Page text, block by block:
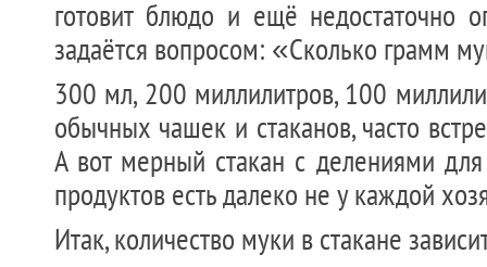
готовит блюдо и ещё недостаточно
задаётся вопросом: «Сколько грамм
300 мл, 200 миллилитров, 100
обычных чашек и стаканов, часто
А вот мерный стакан с делениями
продуктов есть далеко не у каждой
Итак, количество муки в стакане